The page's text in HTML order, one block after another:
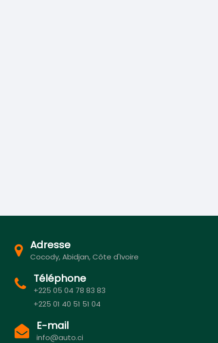
Adresse
Cocody, Abidjan, Côte d'Ivoire
Téléphone
+225 05 04 78 83 83
+225 01 40 51 51 04
E-mail
info@auto.ci